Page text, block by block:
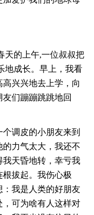
天的上午,一位叔叔把
地成长。早上，我看
兴兴地去上学，向
们蹦蹦跳跳地回
调皮的小朋友来到
力气太大，我还不
天昏地转，幸亏我
拔起。我伤心极
我是人类的好朋友
可为啥有人这样对